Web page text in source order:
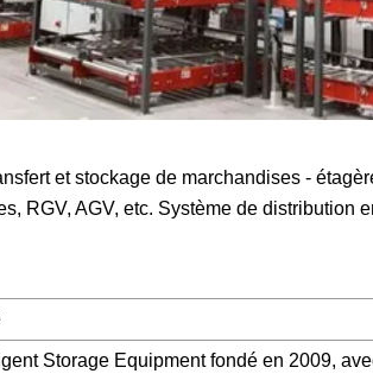
et stockage de marchandises -
RGV, AGV, etc. Système de distribution
Storage Equipment fondé en 2009,